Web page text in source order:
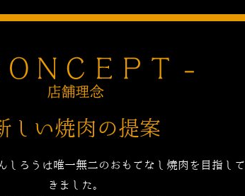
しい焼肉の提案
しろうは唯一無二のおもてなし焼肉を目指して
きました。